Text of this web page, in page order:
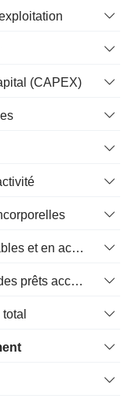
(CAPEX)
Investissements en titres négociables et en actions, total
(Augmentation) diminution nette des prêts accordés / vendus - Investissements